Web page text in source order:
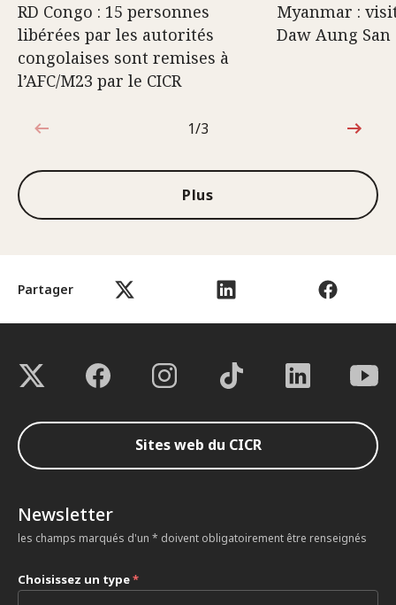
Partager
RD Congo : 15 personnes
libérées par les autorités
congolaises sont remises à
l’AFC/M23 par le CICR
Myanmar :
Daw Aung San
1sur3
1/3
Plus
Sites web du CICR
Newsletter
les champs marqués d'un * doivent obligatoirement être renseignés
Choisissez un type*